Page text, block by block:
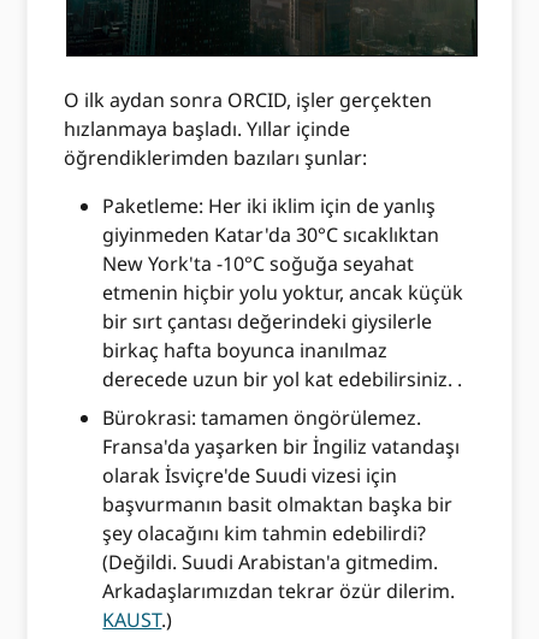
O ilk aydan sonra ORCID, işler gerçekten
hızlanmaya başladı. Yıllar içinde
öğrendiklerimden bazıları şunlar:
Paketleme: Her iki iklim için de yanlış
giyinmeden Katar'da 30°C sıcaklıktan
New York'ta -10°C soğuğa seyahat
etmenin hiçbir yolu yoktur, ancak küçük
bir sırt çantası değerindeki giysilerle
birkaç hafta boyunca inanılmaz
derecede uzun bir yol kat edebilirsiniz. .
Bürokrasi: tamamen öngörülemez.
Fransa'da yaşarken bir İngiliz vatandaşı
olarak İsviçre'de Suudi vizesi için
başvurmanın basit olmaktan başka bir
şey olacağını kim tahmin edebilirdi?
(Değildi. Suudi Arabistan'a gitmedim.
Arkadaşlarımızdan tekrar özür dilerim.
KAUST.)